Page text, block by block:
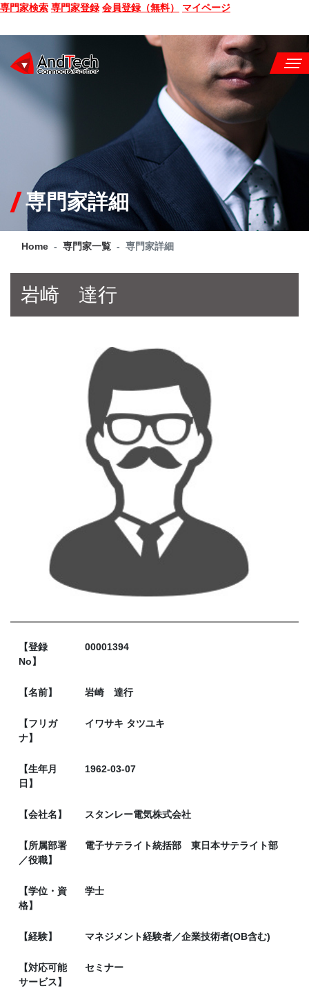
専門家検索 専門家登録 会員登録（無料） マイページ
CONSULTING
SERVICE
COMPANY
Q&A
専門家詳細
Home 専門家一覧 専門家詳細
岩崎 達行
【登録
No】
00001394
【名前】 岩崎 達行
【フリガ
ナ】
イワサキ タツユキ
【生年月
日】
1962-03-07
【会社名】 スタンレー電気株式会社
【所属部署
／役職】
電子サテライト統括部 東日本サテライト部
【学位・資
格】
学士
【経験】 マネジメント経験者／企業技術者(OB含む)
【対応可能
サービス】
セミナー